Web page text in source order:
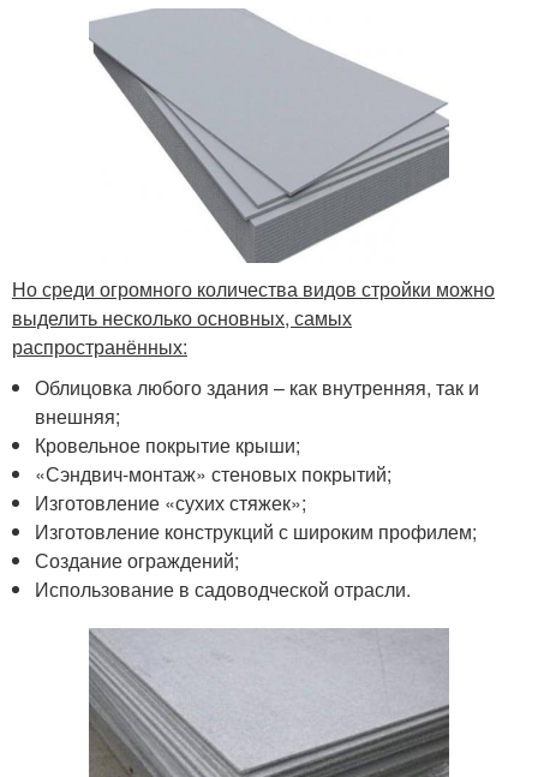
Но среди огромного количества видов стройки можно
выделить несколько основных, самых
распространённых:
Облицовка любого здания – как внутренняя, так и
внешняя;
Кровельное покрытие крыши;
«Сэндвич-монтаж» стеновых покрытий;
Изготовление «сухих стяжек»;
Изготовление конструкций с широким профилем;
Создание ограждений;
Использование в садоводческой отрасли.